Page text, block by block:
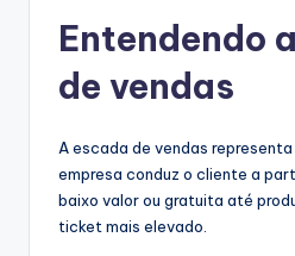
Entendendo
de vendas
A escada de vendas
empresa conduz o cliente a
baixo valor ou gratuita até
ticket mais elevado.